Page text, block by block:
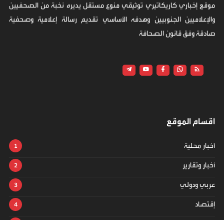
موقع إخباري كاريكاتيري توثيقي منوع مستقل يديره نخبة من الصحفيين
والإعلاميين الجنوبيين وهدفه الأساسي تقديم رسالة إعلامية وصحفية
صادقة وفق قانون الصحافة
اقسام الموقع
أخبار محلية
أخبار وتقارير
عربي ودولي
إقتصاد